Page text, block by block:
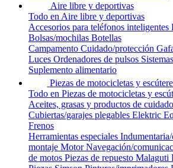
Aire libre y deportivas
Todo en Aire libre y deportivas
Accesorios para teléfonos inteligentes
Bolsas/mochilas Botellas
Campamento Cuidado/protección
Luces Ordenadores de pulsos
Suplemento alimentario
Piezas de motocicletas y
Todo en Piezas de motocicletas y
Aceites, grasas y productos de cuidado
Cubiertas/garajes plegables Elektric
Frenos
Herramientas especiales Indumentaria/
montaje Motor Navegación/
de motos Piezas de repuesto Malaguti